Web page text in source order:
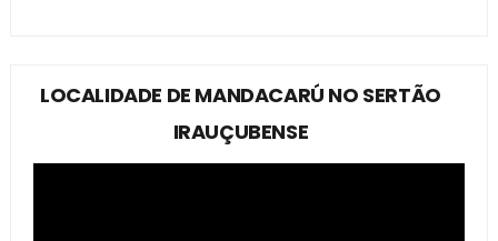
LOCALIDADE DE MANDACARÚ NO SERTÃO
IRAUÇUBENSE